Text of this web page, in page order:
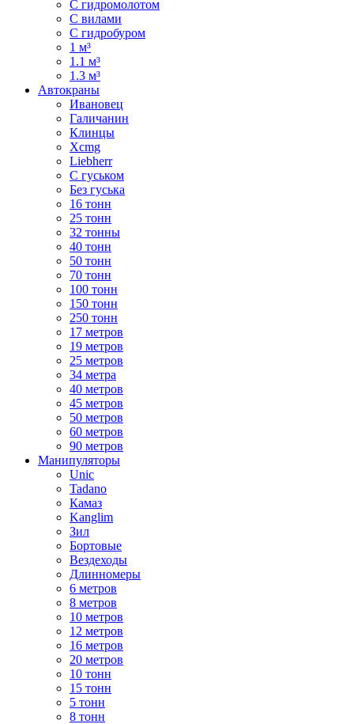
С гидромолотом
С вилами
С гидробуром
1 м³
1.1 м³
1.3 м³
Автокраны
Ивановец
Галичанин
Клинцы
Xcmg
Liebherr
С гуськом
Без гуська
16 тонн
25 тонн
32 тонны
40 тонн
50 тонн
70 тонн
100 тонн
150 тонн
250 тонн
17 метров
19 метров
25 метров
34 метра
40 метров
45 метров
50 метров
60 метров
90 метров
Манипуляторы
Unic
Tadano
Камаз
Kanglim
Зил
Бортовые
Вездеходы
Длинномеры
6 метров
8 метров
10 метров
12 метров
16 метров
20 метров
10 тонн
15 тонн
5 тонн
8 тонн